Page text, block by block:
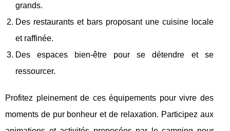
grands.
Des restaurants et bars proposant une cuisine locale
et raffinée.
Des espaces bien-être pour se détendre et se
ressourcer.
Profitez pleinement de ces équipements pour vivre des
moments de pur bonheur et de relaxation. Participez aux